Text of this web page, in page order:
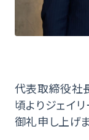
代表取締役社
頃よりジェイ
御礼申し上げま